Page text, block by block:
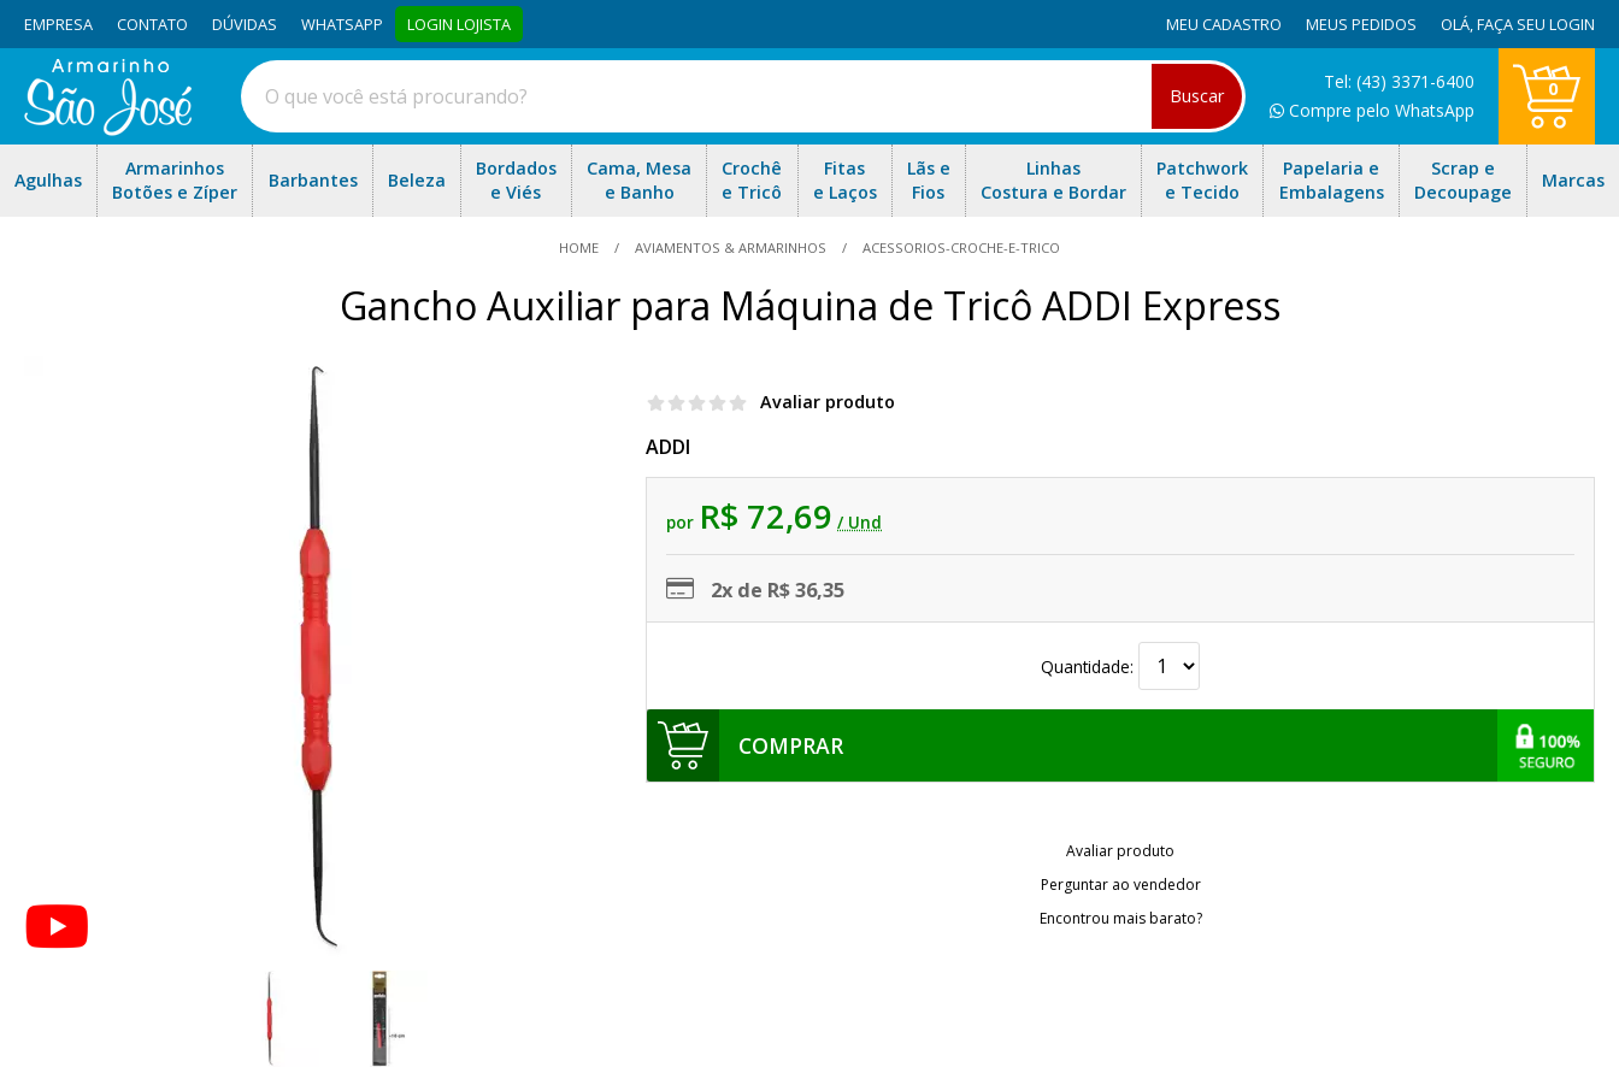
EMPRESA CONTATO DÚVIDAS WHATSAPP LOGIN LOJISTA MEU CADASTRO MEUS PEDIDOS OLÁ,FAÇA SEU LOGIN
Buscar
Tel: (43) 3371-6400
Compre pelo WhatsApp
0
Agulhas
Armarinhos
Botões e Zíper
Barbantes Beleza
Bordados
e Viés
Cama, Mesa
e Banho
Crochê
e Tricô
Fitas
e Laços
Lãs e
Fios
Linhas
Costura e Bordar
Patchwork
e Tecido
Papelaria e
Embalagens
Scrap e
Decoupage
Marcas
HOME AVIAMENTOS & ARMARINHOS ACESSORIOS-CROCHE-E-TRICO
Gancho Auxiliar para Máquina de Tricô ADDI Express
Avaliar produto
ADDI
por R$ 72,69 / Und
2x de R$ 36,35
Quantidade:
COMPRAR
Avaliar produto
Perguntar ao vendedor
Encontrou mais barato?